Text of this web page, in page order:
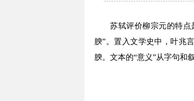
苏轼评价柳宗元的特点
腴”。置入文学史中，叶兆
腴。文本的“意义”从字句和